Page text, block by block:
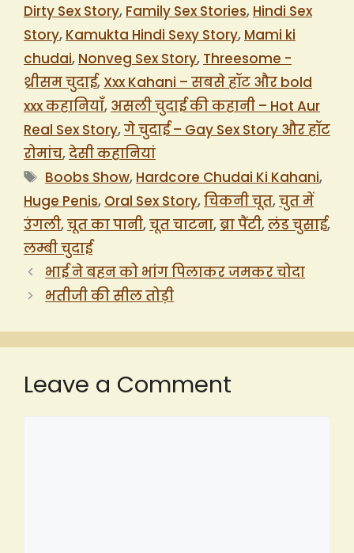
Dirty Sex Story, Family Sex Stories, Hindi Sex
Story, Kamukta Hindi Sexy Story, Mami ki
chudai, Nonveg Sex Story, Threesome -
थ्रीसम चुदाई, Xxx Kahani – सबसे हॉट और bold
xxx कहानियाँ, असली चुदाई की कहानी – Hot Aur
Real Sex Story,गे चुदाई – Gay Sex Story और हॉट
रोमांच,देसी कहानियां
Tags
Boobs Show, Hardcore Chudai Ki Kahani,
Huge Penis, Oral Sex Story,चिकनी चूत,चुत में
उंगली,चूत का पानी,चूत चाटना,ब्रा पैंटी,लंड चुसाई,
लम्बी चुदाई
भाई ने बहन को भांग पिलाकर जमकर चोदा
भतीजी की सील तोड़ी
Leave a Comment